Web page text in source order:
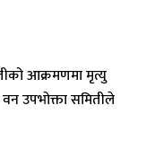
आक्रमणमा मृत्यु
उपभोक्ता समितीले